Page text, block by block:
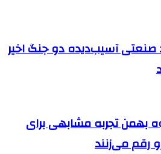
۴۶ واحد صنعتی آسیب‌دیده دو جنگ اخیر
بهمن تجربه مشابهی برای
رقم می‌زنند